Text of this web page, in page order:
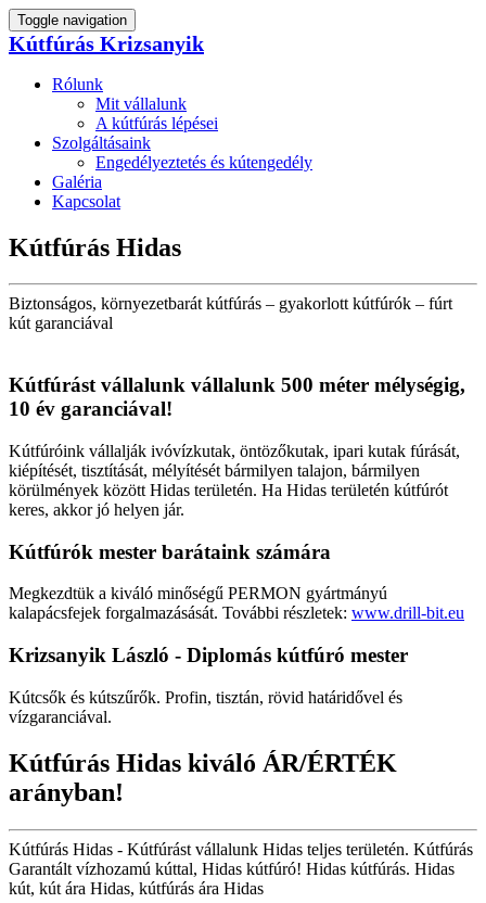
Toggle navigation
Kútfúrás Krizsanyik
Rólunk
Mit vállalunk
A kútfúrás lépései
Szolgáltásaink
Engedélyeztetés és kútengedély
Galéria
Kapcsolat
Kútfúrás Hidas
Biztonságos, környezetbarát kútfúrás – gyakorlott kútfúrók – fúrt
kút garanciával
Kútfúrást vállalunk vállalunk 500 méter mélységig,
10 év garanciával!
Kútfúróink vállalják ivóvízkutak, öntözőkutak, ipari kutak fúrását,
kiépítését, tisztítását, mélyítését bármilyen talajon, bármilyen
körülmények között Hidas területén. Ha Hidas területén kútfúrót
keres, akkor jó helyen jár.
Kútfúrók mester barátaink számára
Megkezdtük a kiváló minőségű PERMON gyártmányú
kalapácsfejek forgalmazásását. További részletek: www.drill-bit.eu
Krizsanyik László - Diplomás kútfúró mester
Kútcsők és kútszűrők. Profin, tisztán, rövid határidővel és
vízgaranciával.
Kútfúrás Hidas kiváló ÁR/ÉRTÉK
arányban!
Kútfúrás Hidas - Kútfúrást vállalunk Hidas teljes területén. Kútfúrás
Garantált vízhozamú kúttal, Hidas kútfúró! Hidas kútfúrás. Hidas
kút, kút ára Hidas, kútfúrás ára Hidas